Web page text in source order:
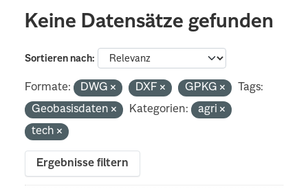
Keine Datensätze gefunden
Sortieren nach
Formate: DWG DXF GPKG
Tags:
Geobasisdaten
Kategorien:
agri
tech
Ergebnisse filtern